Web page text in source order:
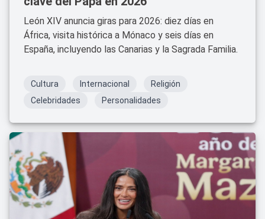
León XIV anuncia giras para 2026: diez días en
África, visita histórica a Mónaco y seis días en
España, incluyendo las Canarias y la Sagrada Familia.
Cultura Internacional
Religión
Celebridades
Personalidades